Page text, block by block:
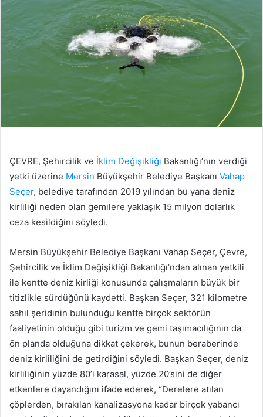
ÇEVRE, Şehircilik ve İklim Değişikliği Bakanlığı’nın verdiği
yetki üzerine Mersin Büyükşehir Belediye Başkanı Vahap
Seçer, belediye tarafından 2019 yılından bu yana deniz
kirliliği neden olan gemilere yaklaşık 15 milyon dolarlık
ceza kesildiğini söyledi.
Mersin Büyükşehir Belediye Başkanı Vahap Seçer, Çevre,
Şehircilik ve İklim Değişikliği Bakanlığı’ndan alınan yetkili
ile kentte deniz kirliği konusunda çalışmaların büyük bir
titizlikle sürdüğünü kaydetti. Başkan Seçer, 321 kilometre
sahil şeridinin bulunduğu kentte birçok sektörün
faaliyetinin olduğu gibi turizm ve gemi taşımacılığının da
ön planda olduğuna dikkat çekerek, bunun beraberinde
deniz kirliliğini de getirdiğini söyledi. Başkan Seçer, deniz
kirliliğinin yüzde 80’i karasal, yüzde 20’sini de diğer
etkenlere dayandığını ifade ederek, “Derelere atılan
çöplerden, bırakılan kanalizasyona kadar birçok yabancı